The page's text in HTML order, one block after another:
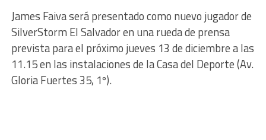
James Faiva será presentado como nuevo jugador de
SilverStorm El Salvador en una rueda de prensa
prevista para el próximo jueves 13 de diciembre a las
11.15 en las instalaciones de la Casa del Deporte (Av.
Gloria Fuertes 35, 1º).